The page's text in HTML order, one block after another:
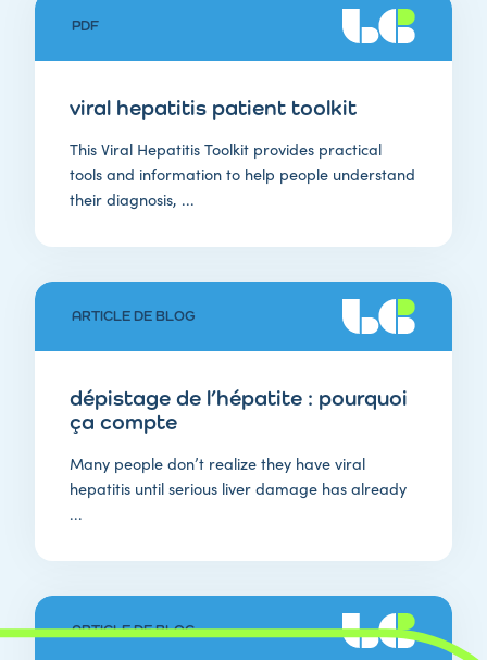
PDF
viral hepatitis patient toolkit
This Viral Hepatitis Toolkit provides practical
tools and information to help people understand
their diagnosis, ...
ARTICLE DE BLOG
dépistage de l’hépatite : pourquoi
ça compte
Many people don’t realize they have viral
hepatitis until serious liver damage has already
...
ARTICLE DE BLOG